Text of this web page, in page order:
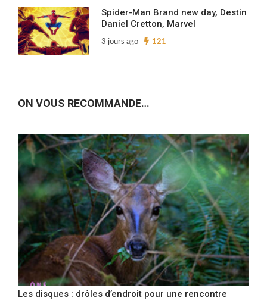
Spider-Man Brand new day, Destin
Daniel Cretton, Marvel
3 jours ago 121
ON VOUS RECOMMANDE…
Les disques : drôles d’endroit pour une rencontre